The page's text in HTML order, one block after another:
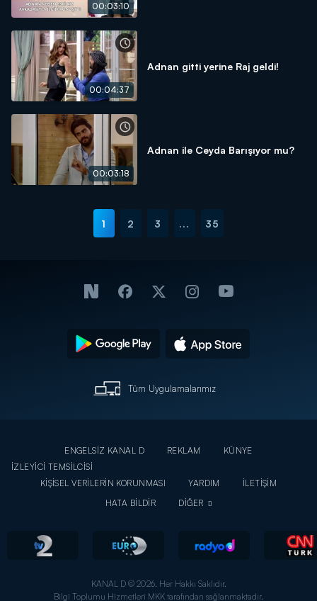
00:03:10
00:04:37
Adnan gitti yerine Raj geldi!
00:03:18
Adnan ile Ceyda Barışıyor mu?
1 2 3 ... 35
Tüm Uygulamalarımız
ENGELSİZ KANAL D REKLAM
KÜNYE
İZLEYİCİ TEMSİLCİSİ
KİŞİSEL VERİLERİN KORUNMASI
YARDIM
İLETİŞİM
HATA BİLDİR
DİĞER
KANAL D © 2026. Her Hakkı Saklıdır.
Bilgi Toplumu Hizmetleri MKK tarafından sağlanmaktadır.